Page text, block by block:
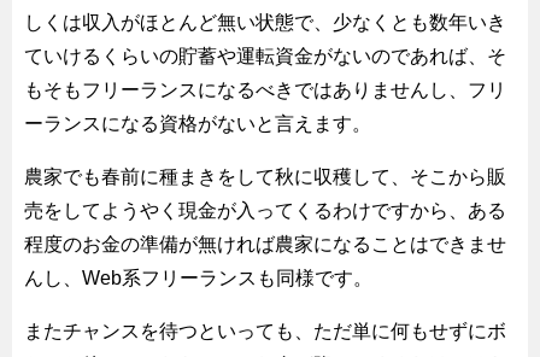
しくは収入がほとんど無い状態で、少なくとも数年いき
ていけるくらいの貯蓄や運転資金がないのであれば、そ
もそもフリーランスになるべきではありませんし、フリ
ーランスになる資格がないと言えます。
農家でも春前に種まきをして秋に収穫して、そこから販
売をしてようやく現金が入ってくるわけですから、ある
程度のお金の準備が無ければ農家になることはできませ
んし、Web系フリーランスも同様です。
またチャンスを待つといっても、ただ単に何もせずにボ